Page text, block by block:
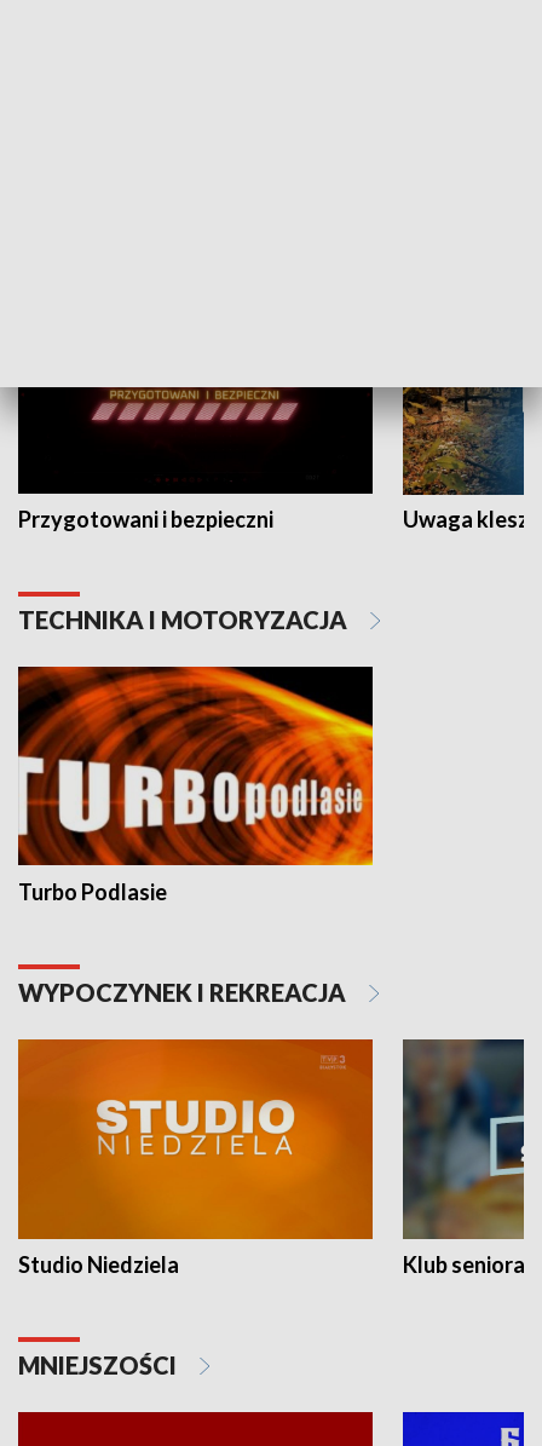
Przygotowani i bezpieczni Uwaga
TECHNIKA I MOTORYZACJA
Turbo Podlasie
WYPOCZYNEK I REKREACJA
Studio Niedziela Klub seniora
MNIEJSZOŚCI